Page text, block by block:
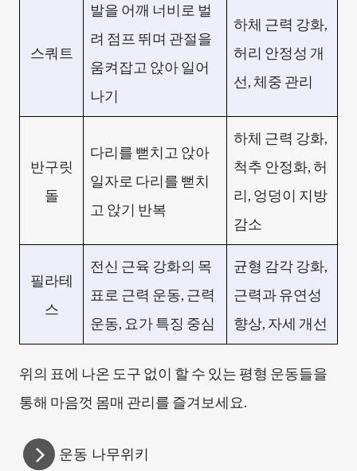
스쿼트
발을 어깨 너비로 벌
려 점프 뛰며 관절을
움켜잡고 앉아 일어
나기
하체 근력 강화,
허리 안정성 개
선, 체중 관리
반구릿
돌
다리를 뻗치고 앉아
일자로 다리를 뻗치
고 앉기 반복
하체 근력 강화,
척추 안정화, 허
리, 엉덩이 지방
감소
필라테
스
전신 근육 강화의 목
표로 근력 운동, 근력
운동, 요가 특징 중심
균형 감각 강화,
근력과 유연성
향상, 자세 개선
위의 표에 나온 도구 없이 할 수 있는 평형 운동들을
통해 마음껏 몸매 관리를 즐겨보세요.
운동 나무위키